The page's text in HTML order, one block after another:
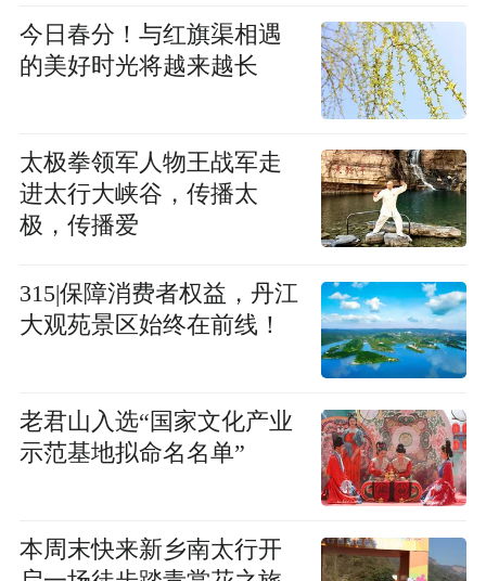
今日春分！与红旗渠相遇
的美好时光将越来越长
太极拳领军人物王战军走
进太行大峡谷，传播太
极，传播爱
315|保障消费者权益，丹江
大观苑景区始终在前线！
老君山入选“国家文化产业
示范基地拟命名名单”
本周末快来新乡南太行开